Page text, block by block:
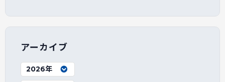
アーカイブ
2026年